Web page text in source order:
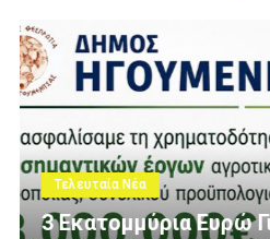
Τελευταία Νέα
Πολίτες